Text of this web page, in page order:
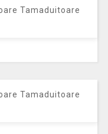
Tamaduitoare
Tamaduitoare